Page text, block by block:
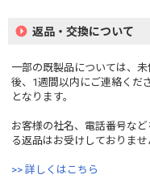
返品・交換について
一部の既製品については、
後、1週間以内にご連絡くだ
となります。
お客様の社名、電話番号な
る返品はお受けしておりませ
>> 詳しくはこちら